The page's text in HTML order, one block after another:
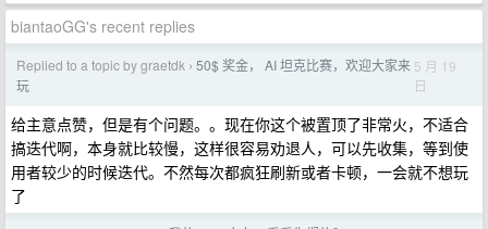
biantaoGG's recent replies
Replied to a topic by graetdk › 50$ 奖金， AI 坦克比赛，欢迎大家来
玩
5 月 19
日
给主意点赞，但是有个问题。。现在你这个被置顶了非常火，不适合
搞迭代啊，本身就比较慢，这样很容易劝退人，可以先收集，等到使
用者较少的时候迭代。不然每次都疯狂刷新或者卡顿，一会就不想玩
了